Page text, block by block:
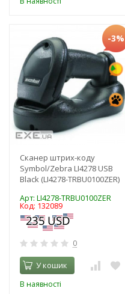
-3%
Сканер штрих-коду
Symbol/Zebra LI4278 USB
Black (LI4278-TRBU0100ZER)
Арт: LI4278-TRBU0100ZER
Код: 132089
0
У кошик
В наявності